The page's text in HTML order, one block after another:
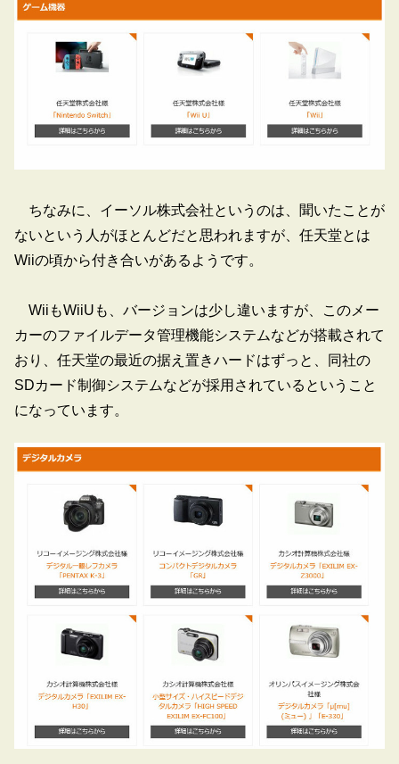
ちなみに、イーソル株式会社というのは、聞いたことが
ないという人がほとんどだと思われますが、任天堂とは
Wiiの頃から付き合いがあるようです。
WiiもWiiUも、バージョンは少し違いますが、このメー
カーのファイルデータ管理機能システムなどが搭載されて
おり、任天堂の最近の据え置きハードはずっと、同社の
SDカード制御システムなどが採用されているということ
になっています。